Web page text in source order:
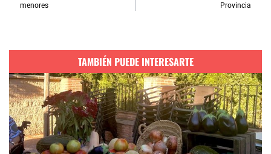
menores
Provincia
TAMBIÉN PUEDE INTERESARTE